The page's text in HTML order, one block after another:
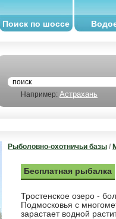
Поиск по шоссе
Например: Астрахань
Рыболовно-охотничьи базы /
Бесплатная рыбалка
Тростенское озеро -
Подмосковья с
зарастает водной